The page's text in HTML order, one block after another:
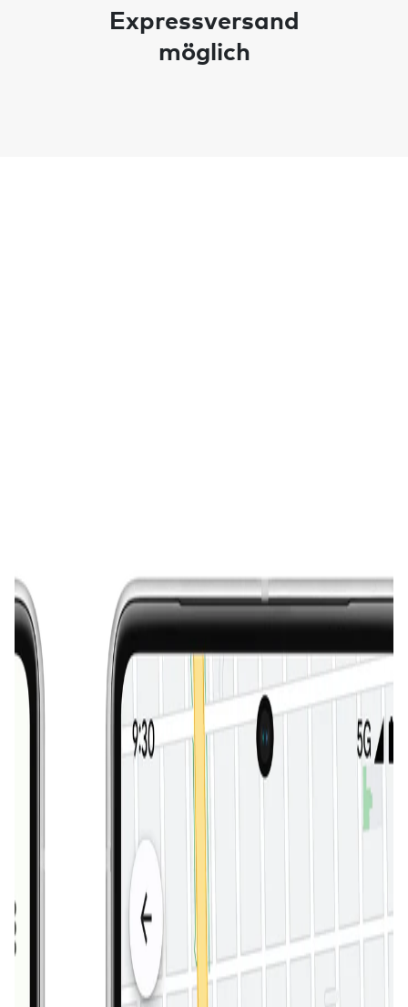
Expressversand
möglich